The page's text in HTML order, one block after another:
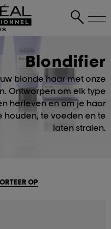
Blondifier
blonde haar met onze
Ontworpen om elk type
herleven en om je haar
houden, te voeden en te
laten stralen.
OP